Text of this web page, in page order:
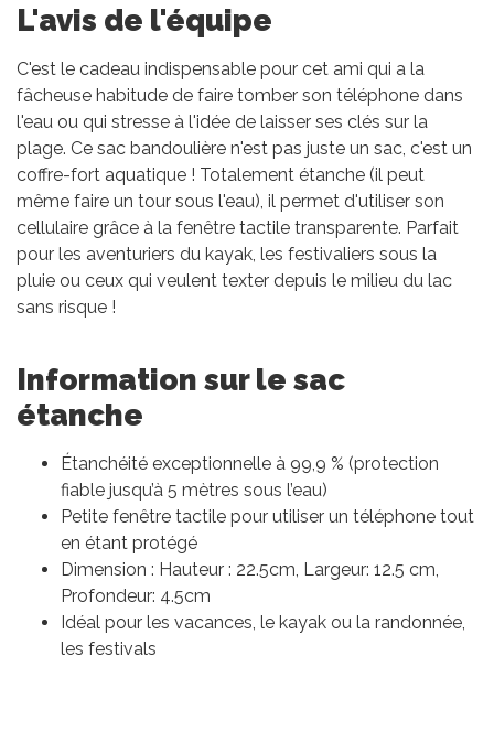
L'avis de l'équipe
C'est le cadeau indispensable pour cet ami qui a la
fâcheuse habitude de faire tomber son téléphone dans
l'eau ou qui stresse à l'idée de laisser ses clés sur la
plage. Ce sac bandoulière n'est pas juste un sac, c'est un
coffre-fort aquatique ! Totalement étanche (il peut
même faire un tour sous l'eau), il permet d'utiliser son
cellulaire grâce à la fenêtre tactile transparente. Parfait
pour les aventuriers du kayak, les festivaliers sous la
pluie ou ceux qui veulent texter depuis le milieu du lac
sans risque !
Information sur le sac
étanche
Étanchéité exceptionnelle à 99,9 % (protection
fiable jusqu’à 5 mètres sous l’eau)
Petite fenêtre tactile pour utiliser un téléphone tout
en étant protégé
Dimension : Hauteur : 22.5cm, Largeur: 12.5 cm,
Profondeur: 4.5cm
Idéal pour les vacances, le kayak ou la randonnée,
les festivals